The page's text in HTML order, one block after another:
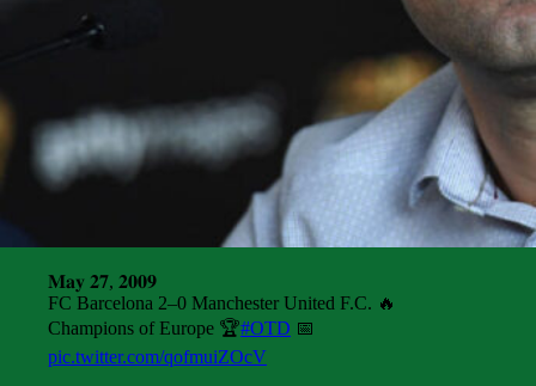
𝐌𝐚𝐲 𝟐𝟕, 𝟐𝟎𝟎𝟗
FC Barcelona 2–0 Manchester United F.C. 🔥
Champions of Europe 🏆#OTD 📅
pic.twitter.com/qofmuiZOcV